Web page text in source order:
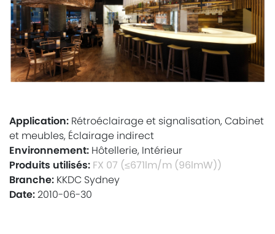
Application: Rétroéclairage et signalisation, Cabinet
et meubles, Éclairage indirect
Environnement: Hôtellerie, Intérieur
Produits utilisés: FX 07 (≤671lm/m (96lmW))
Branche: KKDC Sydney
Date:2010-06-30